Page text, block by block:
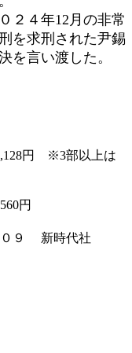
２４年12月の非常
を求刑された尹錫
を言い渡した。
円 ※3部以上は
円
０９ 新時代社